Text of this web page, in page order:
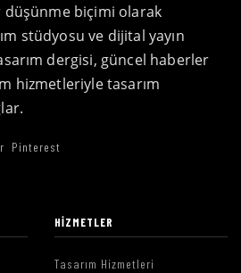
düşünme biçimi olarak
stüdyosu ve dijital yayın
dergisi, güncel haberler
hizmetleriyle tasarım
Pinterest
HIZMETLER
Tasarım Hizmetleri